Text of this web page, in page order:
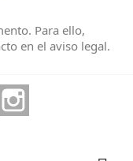
Para ello,
en el aviso legal.
YouTube